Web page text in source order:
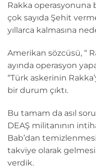
Rakka operasyonuna
çok sayıda Şehit
yıllarca kalmasına
Amerikan sözcüsü, “
ayında operasyon
“Türk askerinin
bir durum çıktı.
Bu tamam da asıl
DEAŞ militanının
Bab’dan
takviye olarak
verdik.